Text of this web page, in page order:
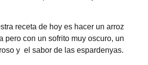
receta de hoy es hacer un arroz
pero con un sofrito muy oscuro, un
y el sabor de las espardenyas.